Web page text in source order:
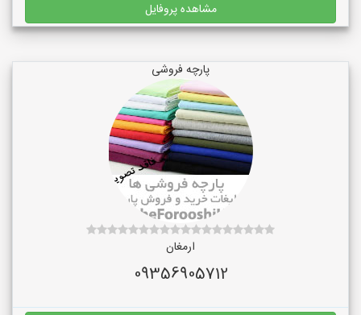
مشاهده پروفایل
پارچه فروشی
ارمغان
09356905712